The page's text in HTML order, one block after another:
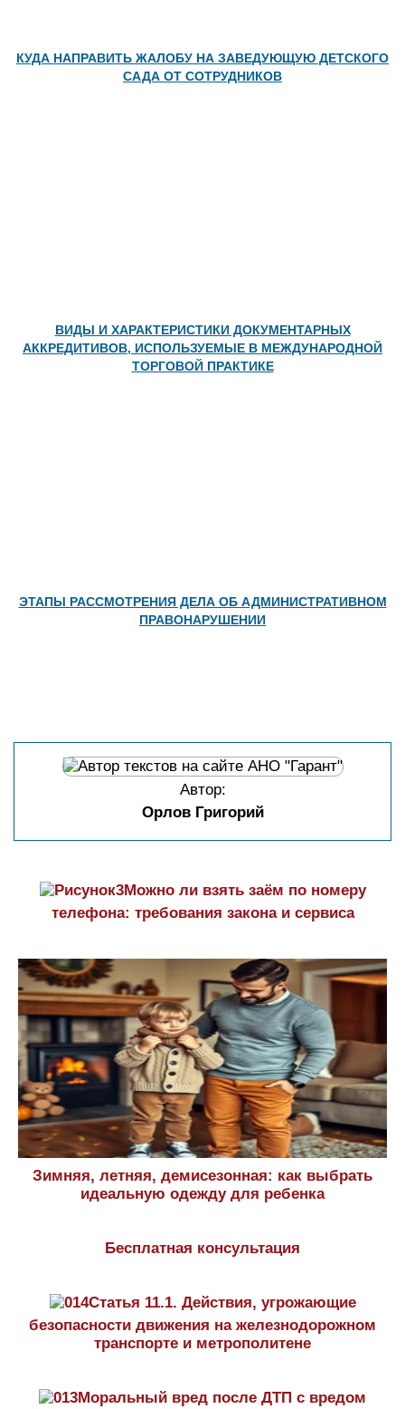
КУДА НАПРАВИТЬ ЖАЛОБУ НА ЗАВЕДУЮЩУЮ ДЕТСКОГО
САДА ОТ СОТРУДНИКОВ
ВИДЫ И ХАРАКТЕРИСТИКИ ДОКУМЕНТАРНЫХ
АККРЕДИТИВОВ, ИСПОЛЬЗУЕМЫЕ В МЕЖДУНАРОДНОЙ
ТОРГОВОЙ ПРАКТИКЕ
ЭТАПЫ РАССМОТРЕНИЯ ДЕЛА ОБ АДМИНИСТРАТИВНОМ
ПРАВОНАРУШЕНИИ
Автор:
Орлов Григорий
Можно ли взять заём по номеру
телефона: требования закона и сервиса
Зимняя, летняя, демисезонная: как выбрать
идеальную одежду для ребенка
Бесплатная консультация
Статья 11.1. Действия, угрожающие
безопасности движения на железнодорожном
транспорте и метрополитене
Моральный вред после ДТП с вредом